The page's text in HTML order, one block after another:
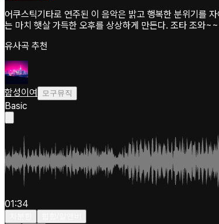
어쿠스틱기타로 연주된 이 음악은 밝고 행복한 분위기를
는 마치 햇살 가득한 오후를 상상하게 만든다. 조타 조와
유사곡 추천
함성이여 모구뮤직
Basic
01:34